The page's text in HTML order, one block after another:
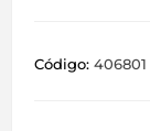
Código: 406801